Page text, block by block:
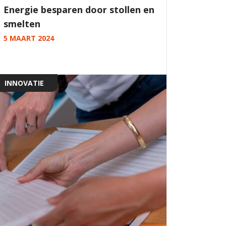
Energie besparen door stollen en
smelten
5 MAART 2024
INNOVATIE